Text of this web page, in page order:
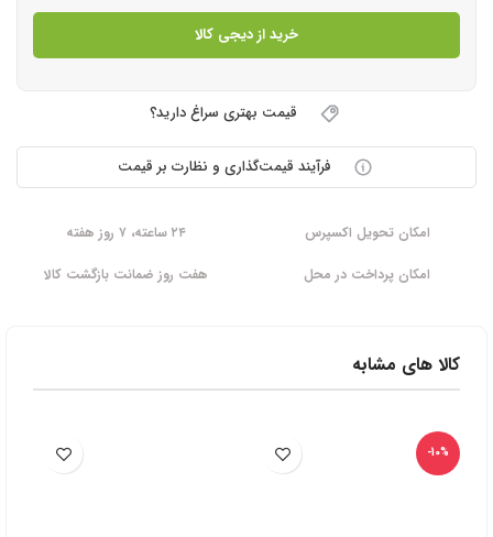
خرید از دیجی کالا
قیمت بهتری سراغ دارید؟
فرآیند قیمت‌گذاری و نظارت بر قیمت
امکان تحویل اکسپرس
۲۴ ساعته، ۷ روز هفته
امکان پرداخت در محل
هفت روز ضمانت بازگشت کالا
کالا های مشابه
-10%